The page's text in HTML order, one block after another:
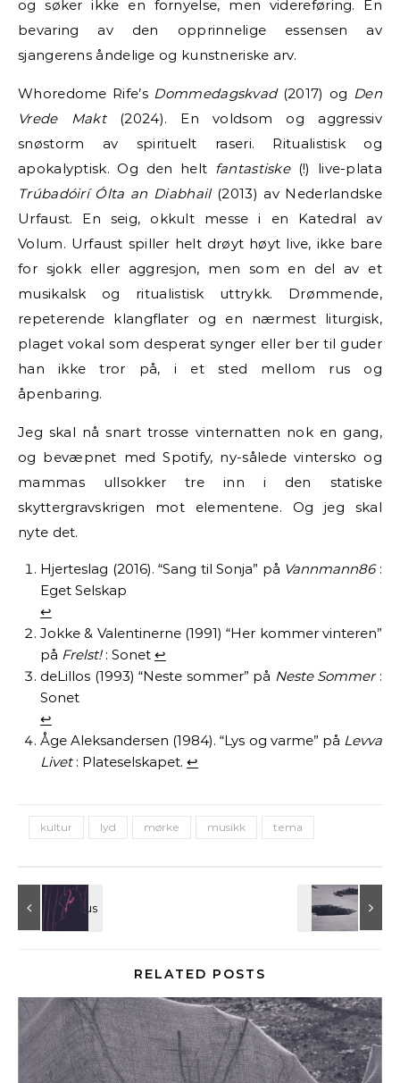
og søker ikke en fornyelse, men videreføring. En
bevaring av den opprinnelige essensen av
sjangerens åndelige og kunstneriske arv.
Whoredome Rife’s Dommedagskvad(2017) og Den
Vrede Makt (2024). En voldsom og aggressiv
snøstorm av spirituelt raseri. Ritualistisk og
apokalyptisk. Og den helt fantastiske (!) live-plata
Trúbadóirí Ólta an Diabhail(2013) av Nederlandske
Urfaust. En seig, okkult messe i en Katedral av
Volum. Urfaust spiller helt drøyt høyt live, ikke bare
for sjokk eller aggresjon, men som en del av et
musikalsk og ritualistisk uttrykk. Drømmende,
repeterende klangflater og en nærmest liturgisk,
plaget vokal som desperat synger eller ber til guder
han ikke tror på, i et sted mellom rus og
åpenbaring.
Jeg skal nå snart trosse vinternatten nok en gang,
og bevæpnet med Spotify, ny-sålede vintersko og
mammas ullsokker tre inn i den statiske
skyttergravskrigen mot elementene. Og jeg skal
nyte det.
Hjerteslag (2016). “Sang til Sonja” på Vannmann86:
Eget Selskap
↩︎
Jokke & Valentinerne (1991) “Her kommer vinteren”
på Frelst! : Sonet ↩︎
deLillos (1993) “Neste sommer” på Neste Sommer:
Sonet
↩︎
Åge Aleksandersen (1984). “Lys og varme” på Levva
Livet: Plateselskapet. ↩︎
kultur lyd mørke musikk tema
RELATED POSTS